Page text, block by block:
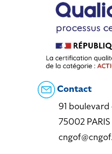
Contact
91
75002 PARIS